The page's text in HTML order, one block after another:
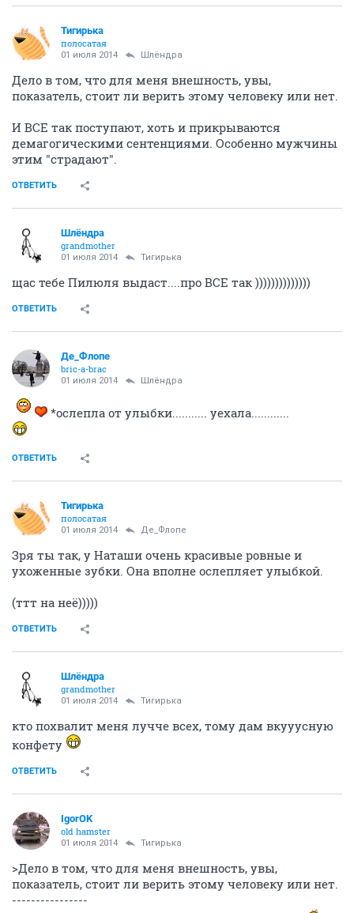
Тигирька
полосатая
01 июля 2014 Шлёндра
Дело в том, что для меня внешность, увы,
показатель, стоит ли верить этому человеку или нет.
И ВСЕ так поступают, хоть и прикрываются
демагогическими сентенциями. Особенно мужчины
этим "страдают".
ОТВЕТИТЬ
Шлёндра
grandmother
01 июля 2014 Тигирька
щас тебе Пилюля выдаст....про ВСЕ так ))))))))))))))
ОТВЕТИТЬ
Де_Флопе
bric-a-brac
01 июля 2014 Шлёндра
*ослепла от улыбки........... уехала............
ОТВЕТИТЬ
Тигирька
полосатая
01 июля 2014 Де_Флопе
Зря ты так, у Наташи очень красивые ровные и
ухоженные зубки. Она вполне ослепляет улыбкой.
(ттт на неё)))))
ОТВЕТИТЬ
Шлёндра
grandmother
01 июля 2014 Тигирька
кто похвалит меня лучче всех, тому дам вкууусную
конфету
ОТВЕТИТЬ
IgorOK
old hamster
01 июля 2014 Тигирька
>Дело в том, что для меня внешность, увы,
показатель, стоит ли верить этому человеку или нет.
----------------